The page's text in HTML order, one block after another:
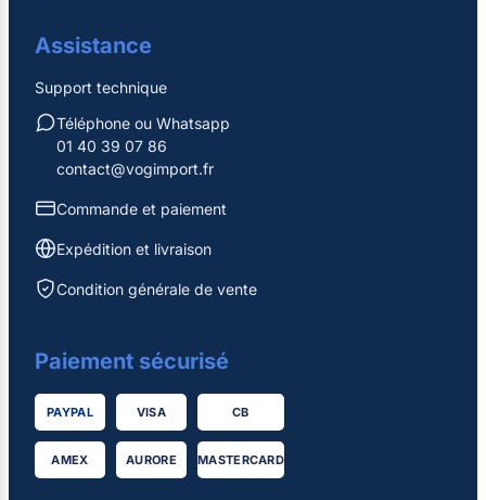
Assistance
Support technique
Téléphone ou Whatsapp
01 40 39 07 86
contact@vogimport.fr
Commande et paiement
Expédition et livraison
Condition générale de vente
Paiement sécurisé
PAYPAL VISA CB
AMEX AURORE MASTERCARD